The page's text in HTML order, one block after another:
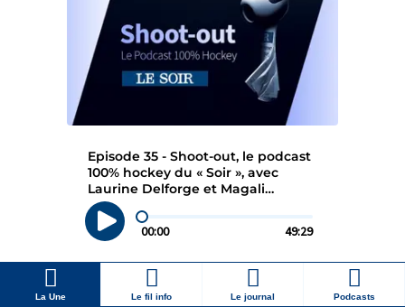
La Une Le fil info Le journal Podcasts